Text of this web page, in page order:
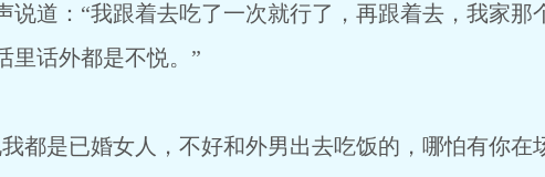
说道：“我跟着去吃了一次就行了，再跟着去，我家
里话外都是不悦。”
都是已婚女人，不好和外男出去吃饭的，哪怕有你在